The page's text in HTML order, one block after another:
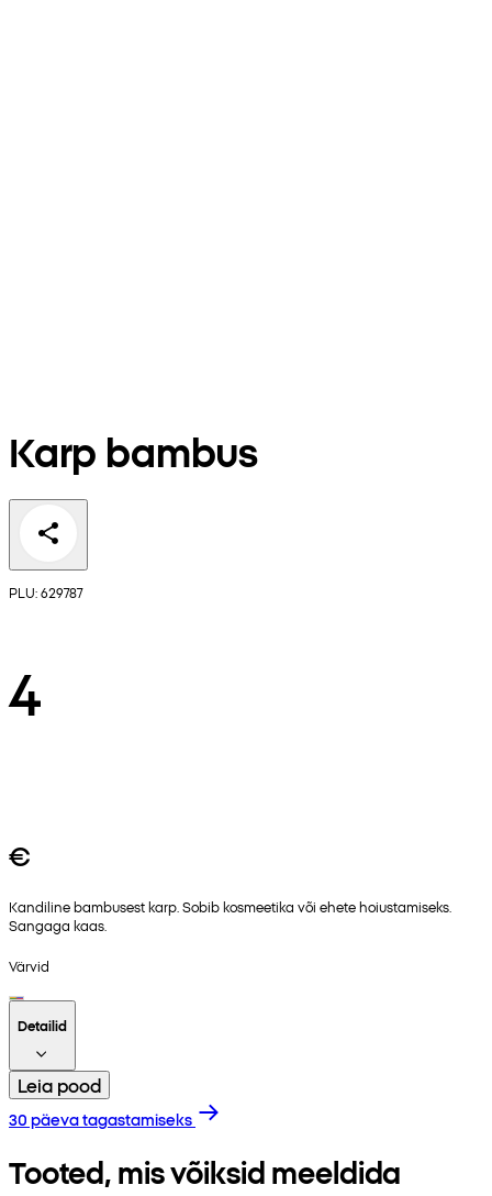
Karp bambus
PLU: 629787
4
€
Kandiline bambusest karp. Sobib kosmeetika või ehete hoiustamiseks.
Sangaga kaas.
Värvid
Detailid
Leia pood
30 päeva tagastamiseks
Tooted, mis võiksid meeldida